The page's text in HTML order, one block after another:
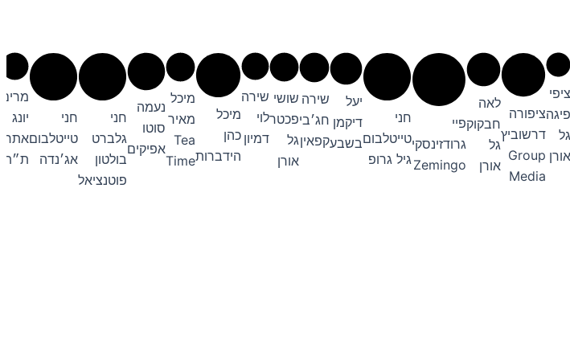
ציפי
פיגה
גל
אורן
ציפורה
דרשוביץ
Group
Media
לאה
חבקוק
גל
אורן
פיי
גרודזינסקי
Zemingo
חני
טייטלבום
גיל גרופ
יעל
דיקמן
בשבע
שירה
חג׳בי
קפאין
שושי
פכטר
גל
אורן
שירה
לוי
דמיון
מיכל
כהן
הידברות
מיכל
מאיר
Tea
Time
נעמה
סוטו
אפיקים
חני
גלברט
בולטון
פוטנציאל
חני
טייטלבום
אג׳נדה
מרים
יונג
אתר
ת״ת